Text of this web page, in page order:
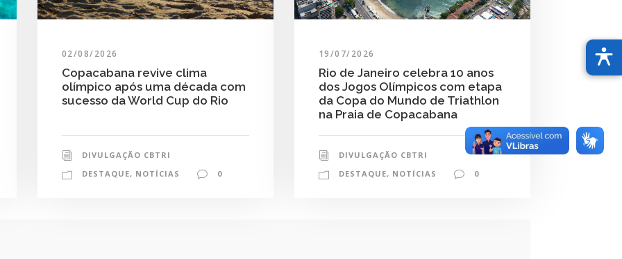
02/08/2026
Copacabana revive clima
olímpico após uma década com
sucesso da World Cup do Rio
DIVULGAÇÃO CBTRI
DESTAQUE, NOTÍCIAS 0
19/07/2026
Rio de Janeiro celebra 10 anos
dos Jogos Olímpicos com etapa
da Copa do Mundo de Triathlon
na Praia de Copacabana
DIVULGAÇÃO CBTRI
DESTAQUE, NOTÍCIAS 0